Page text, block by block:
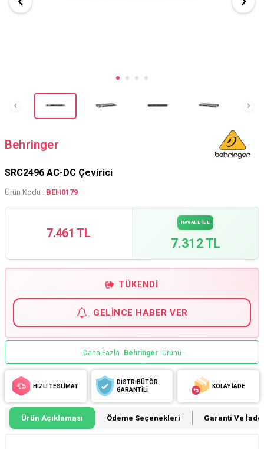
Behringer
SRC2496 AC-DC Çevirici
Ürün Kodu : BEH0179
7.461 TL
HAVALE İLE
7.312 TL
TÜKENDI
GELINCE HABER VER
Daha Fazla Behringer Ürünü
HIZLI TESLİMAT
DİSTRİBÜTÖR
GARANTİLİ
KOLAY İADE
Ürün Açıklaması Ödeme Seçenekleri Garanti Ve İade